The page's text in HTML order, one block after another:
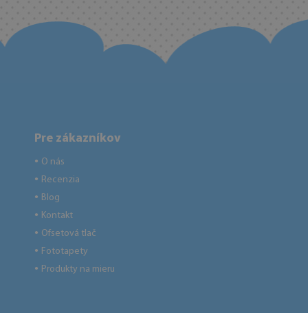
Pre zákazníkov
● O nás
● Recenzia
● Blog
● Kontakt
● Ofsetová tlač
● Fototapety
● Produkty na mieru